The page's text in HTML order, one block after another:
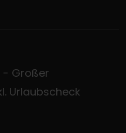
- Großer
Urlaubscheck